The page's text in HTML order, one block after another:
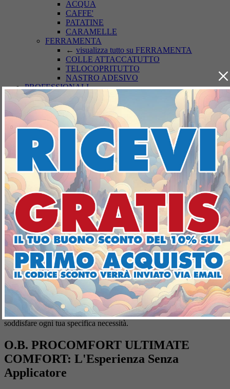
ACQUA
CAFFE'
PATATINE
CARAMELLE
FERRAMENTA
← visualizza tutto su FERRAMENTA
COLLE ATTACCATUTTO
TELOCOPRITUTTO
NASTRO ADESIVO
PROFESSIONALI
←
visualizza tutto su PROFESSIONALI
PRODOTTI HCCP
ALTRI PROFESSIONALI
PROMOZIONI
Home
Punti Vendita
Chi Siamo
Contatti
Cura Persona
IGIENICO SANITARI
ASSORBENTI INTERNI
ASSORBENTI INTERNI
Assorbenti Interni: Comfort e Protezione
per Ogni Esigenza
Scopri la nostra selezione premium diassorbenti interni, progettati
per offrirti massima protezione e comfort durante tutto il ciclo
mestruale. La nostra gamma comprende i migliori prodottiO.B. e
TAMPAX, con diverse opzioni di assorbenza e tipologia per
soddisfare ogni tua specifica necessità.
O.B. PROCOMFORT ULTIMATE
COMFORT: L'Esperienza Senza
Applicatore
×